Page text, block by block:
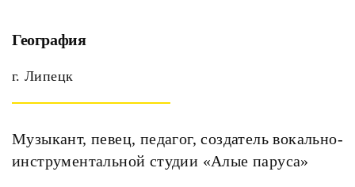
Музыкант, певец, педагог, создатель вокально-
инструментальной студии «Алые паруса»
География
г. Липецк